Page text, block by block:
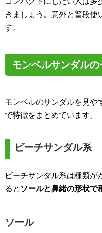
きましょう。意外と普段使
す。
モンベルサンダル
モンベルのサンダルを見や
で特徴をまとめています。
ビーチサンダル系
ビーチサンダル系は種類が
ると ソールと鼻緒の形状で
ソール